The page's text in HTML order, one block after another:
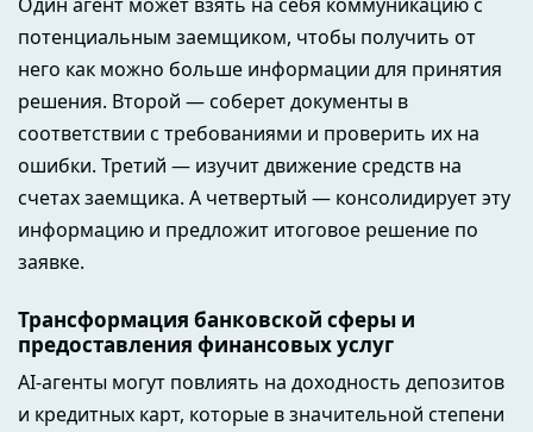
потенциальным заемщиком, чтобы получить от
него как можно больше информации для принятия
решения. Второй — соберет документы в
соответствии с требованиями и проверить их на
ошибки. Третий — изучит движение средств на
счетах заемщика. А четвертый — консолидирует эту
информацию и предложит итоговое решение по
заявке.
Трансформация банковской сферы и
предоставления финансовых услуг
AI-агенты могут повлиять на доходность депозитов
и кредитных карт, которые в значительной степени